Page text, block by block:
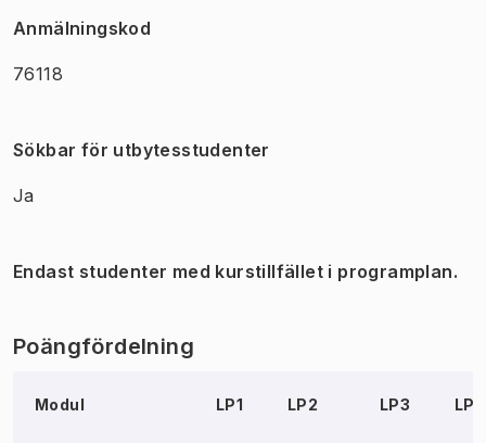
Anmälningskod
76118
Sökbar för utbytesstudenter
Ja
Endast studenter med kurstillfället i programplan.
Poängfördelning
Modul LP1 LP2 LP3 LP4